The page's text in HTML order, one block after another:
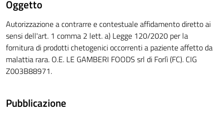
Oggetto
Autorizzazione a contrarre e contestuale affidamento diretto ai
sensi dell'art. 1 comma 2 lett. a) Legge 120/2020 per la
fornitura di prodotti chetogenici occorrenti a paziente affetto da
malattia rara. O.E. LE GAMBERI FOODS srl di Forlì (FC). CIG
Z003B88971.
Pubblicazione